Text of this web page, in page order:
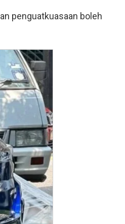
penguatkuasaan boleh